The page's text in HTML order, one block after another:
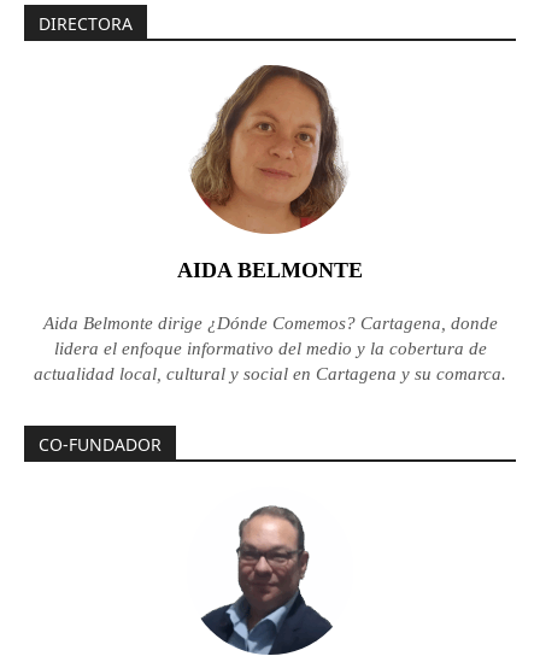
DIRECTORA
AIDA BELMONTE
Aida Belmonte dirige ¿Dónde Comemos? Cartagena, donde
lidera el enfoque informativo del medio y la cobertura de
actualidad local, cultural y social en Cartagena y su comarca.
CO-FUNDADOR